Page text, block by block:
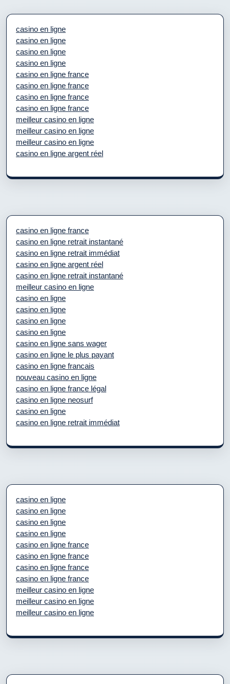
casino en ligne
casino en ligne
casino en ligne
casino en ligne
casino en ligne france
casino en ligne france
casino en ligne france
casino en ligne france
meilleur casino en ligne
meilleur casino en ligne
meilleur casino en ligne
casino en ligne argent réel
casino en ligne france
casino en ligne retrait instantané
casino en ligne retrait immédiat
casino en ligne argent réel
casino en ligne retrait instantané
meilleur casino en ligne
casino en ligne
casino en ligne
casino en ligne
casino en ligne
casino en ligne sans wager
casino en ligne le plus payant
casino en ligne francais
nouveau casino en ligne
casino en ligne france légal
casino en ligne neosurf
casino en ligne
casino en ligne retrait immédiat
casino en ligne
casino en ligne
casino en ligne
casino en ligne
casino en ligne france
casino en ligne france
casino en ligne france
casino en ligne france
meilleur casino en ligne
meilleur casino en ligne
meilleur casino en ligne